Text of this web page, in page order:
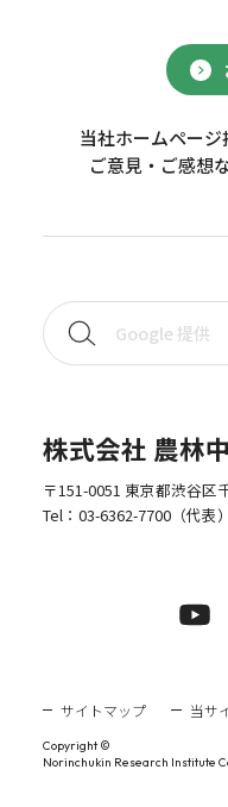
当社ホームページ
ご意見・ご感想
株式会社 農林
〒151-0051 東京都渋谷区
Tel： 03-6362-7700（代表）
サイトマップ 当サ
Copyright ©
Norinchukin Research Institute